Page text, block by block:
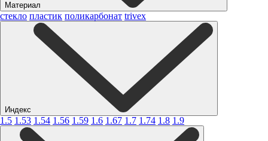
Материал
стекло пластик поликарбонат trivex
Индекс
1.5 1.53 1.54 1.56 1.59 1.6 1.67 1.7 1.74 1.8 1.9